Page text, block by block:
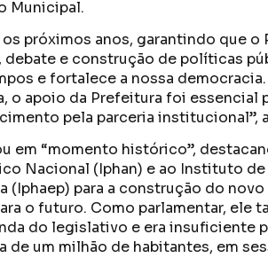
Municipal.
os próximos anos, garantindo que
e construção de políticas
e fortalece a nossa democracia.
o apoio da Prefeitura foi essencial
pela parceria institucional”,
em “momento histórico”,
Nacional (Iphan) e ao Instituto
(Iphaep) para a construção do
o futuro. Como parlamentar, ele
do legislativo e era insuficiente
de um milhão de habitantes, em